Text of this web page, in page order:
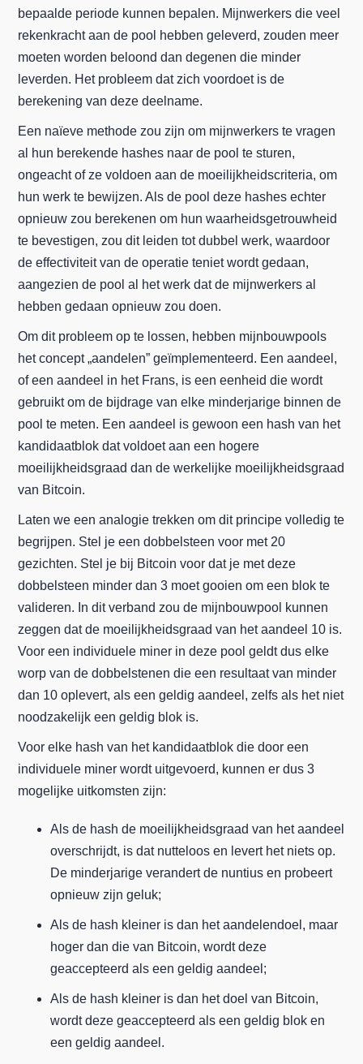
bepaalde periode kunnen bepalen. Mijnwerkers die veel
rekenkracht aan de pool hebben geleverd, zouden meer
moeten worden beloond dan degenen die minder
leverden. Het probleem dat zich voordoet is de
berekening van deze deelname.
Een naïeve methode zou zijn om mijnwerkers te vragen
al hun berekende hashes naar de pool te sturen,
ongeacht of ze voldoen aan de moeilijkheidscriteria, om
hun werk te bewijzen. Als de pool deze hashes echter
opnieuw zou berekenen om hun waarheidsgetrouwheid
te bevestigen, zou dit leiden tot dubbel werk, waardoor
de effectiviteit van de operatie teniet wordt gedaan,
aangezien de pool al het werk dat de mijnwerkers al
hebben gedaan opnieuw zou doen.
Om dit probleem op te lossen, hebben mijnbouwpools
het concept „aandelen” geïmplementeerd. Een aandeel,
of een aandeel in het Frans, is een eenheid die wordt
gebruikt om de bijdrage van elke minderjarige binnen de
pool te meten. Een aandeel is gewoon een hash van het
kandidaatblok dat voldoet aan een hogere
moeilijkheidsgraad dan de werkelijke moeilijkheidsgraad
van Bitcoin.
Laten we een analogie trekken om dit principe volledig te
begrijpen. Stel je een dobbelsteen voor met 20
gezichten. Stel je bij Bitcoin voor dat je met deze
dobbelsteen minder dan 3 moet gooien om een blok te
valideren. In dit verband zou de mijnbouwpool kunnen
zeggen dat de moeilijkheidsgraad van het aandeel 10 is.
Voor een individuele miner in deze pool geldt dus elke
worp van de dobbelstenen die een resultaat van minder
dan 10 oplevert, als een geldig aandeel, zelfs als het niet
noodzakelijk een geldig blok is.
Voor elke hash van het kandidaatblok die door een
individuele miner wordt uitgevoerd, kunnen er dus 3
mogelijke uitkomsten zijn:
Als de hash de moeilijkheidsgraad van het aandeel
overschrijdt, is dat nutteloos en levert het niets op.
De minderjarige verandert de nuntius en probeert
opnieuw zijn geluk;
Als de hash kleiner is dan het aandelendoel, maar
hoger dan die van Bitcoin, wordt deze
geaccepteerd als een geldig aandeel;
Als de hash kleiner is dan het doel van Bitcoin,
wordt deze geaccepteerd als een geldig blok en
een geldig aandeel.